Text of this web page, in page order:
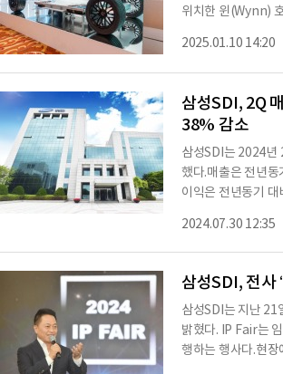
위치한 윈(Wynn)
행사를 앞두고
받고 있는 전고체
2025.01.10 14:20
삼성SDI, 2Q
38% 감소
삼성SDI는 2024년
했다.매출은 전년
이익은 전년동기
72억원), 전분기
46%(1801억원),
전지 중 자동차 전
신재생 발전 및 AI
2024.07.30 12:35
삼성SDI, 전사
삼성SDI는 지난
밝혔다. IP Fair는
행하는 행사다.현